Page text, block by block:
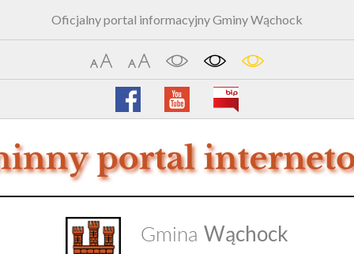
Oficjalny portal informacyjny Gminy Wąchock
Gmina Wąchock